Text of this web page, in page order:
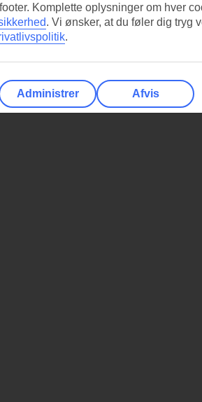
Komplette oplysninger om hver
. Vi ønsker, at du føler dig tryg
.
Administrer Afvis